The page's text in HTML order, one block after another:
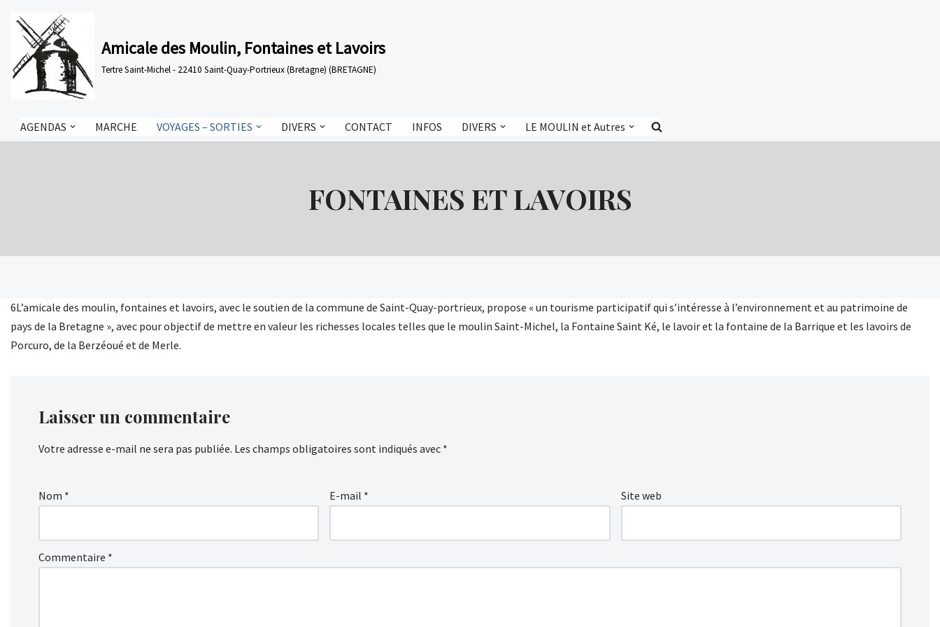
Aller
au
contenu
Amicale des Moulin, Fontaines et Lavoirs
Tertre Saint-Michel - 22410 Saint-Quay-Portrieux (Bretagne) (BRETAGNE)
AGENDAS MARCHE VOYAGES – SORTIES DIVERS CONTACT INFOS DIVERS LE MOULIN et Autres
FONTAINES ET LAVOIRS
6L’amicale des moulin, fontaines et lavoirs, avec le soutien de la commune de Saint-Quay-portrieux, propose « un tourisme participatif qui s’in­téresse à l’environnement et au pa­trimoine de
pays de la Bretagne », avec pour objectif de mettre en va­leur les richesses locales telles que le moulin Saint-Michel, la Fon­taine Saint Ké, le lavoir et la fontaine de la Barrique et les lavoirs de
Porcuro, de la Berzéoué et de Merle.
Laisser un commentaire
Votre adresse e-mail ne sera pas publiée. Les champs obligatoires sont indiqués avec *
Nom * E-mail * Site web
Commentaire *